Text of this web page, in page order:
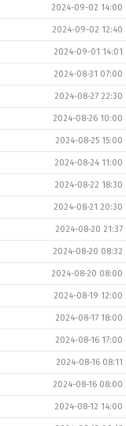
2024-09-02 14:00
2024-09-02 12:40
2024-09-01 14:01
2024-08-31 07:00
2024-08-27 22:30
2024-08-26 10:00
2024-08-25 15:00
2024-08-24 11:00
2024-08-22 18:30
2024-08-21 20:30
2024-08-20 21:37
2024-08-20 08:32
2024-08-20 08:00
2024-08-19 12:00
2024-08-17 18:00
2024-08-16 17:00
2024-08-16 08:11
2024-08-16 08:00
2024-08-12 14:00